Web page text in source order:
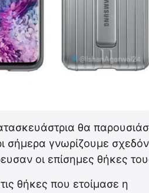
θα
σήμερα γνωρίζουμε σχεδόν
οι επίσημες θήκες
θήκες που ετοίμασε η